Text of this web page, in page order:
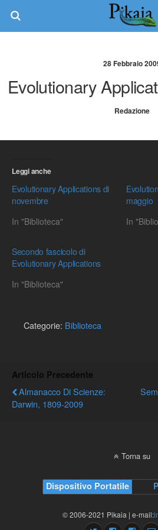
28 Febbraio
Evolutionary
Redazione
Leggi anche
Evolutionary Applications di
novembre
In "Biblioteca"
maggio
In
Secondo fascicolo di
Evolutionary Applications
In "Biblioteca"
Categorie: Biblioteca
Articolo Precedente
Almanacco Di Scienze:
Darwin, 1809-2009
Torna su
Dispositivo Portatile
© 2006-2021 Pikaia | e-mail: